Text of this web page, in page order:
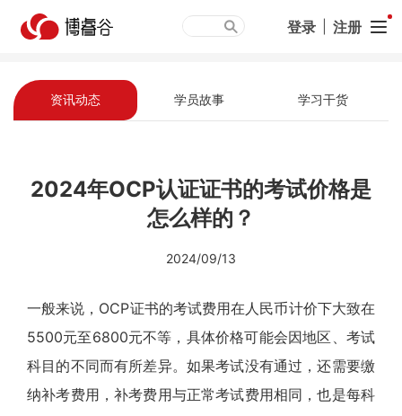
登录 注册
资讯动态 学员故事 学习干货
2024年OCP认证证书的考试价格是
怎么样的？
2024/09/13
一般来说，OCP证书的考试费用在人民币计价下大致在
5500元至6800元不等，具体价格可能会因地区、考试
科目的不同而有所差异。如果考试没有通过，还需要缴
纳补考费用，补考费用与正常考试费用相同，也是每科